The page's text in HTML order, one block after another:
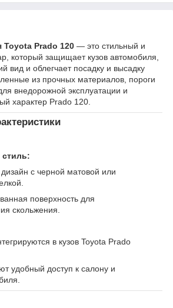
Prado 120 — это стильный и
который защищает кузов автомобиля,
вид и облегчает посадку и высадку
из прочных материалов, пороги
внедорожной эксплуатации и
характер Prado 120.
с черной матовой или
поверхность для
скольжения.
в кузов Toyota Prado
удобный доступ к салону и